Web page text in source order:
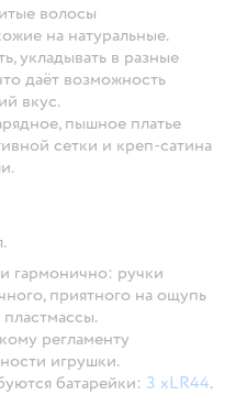
волосы
на натуральные.
укладывать в разные
даёт возможность
вкус.
пышное платье
сетки и креп-сатина
гармонично: ручки
приятного на ощупь
регламенту
игрушки.
батарейки: 3 xLR44.